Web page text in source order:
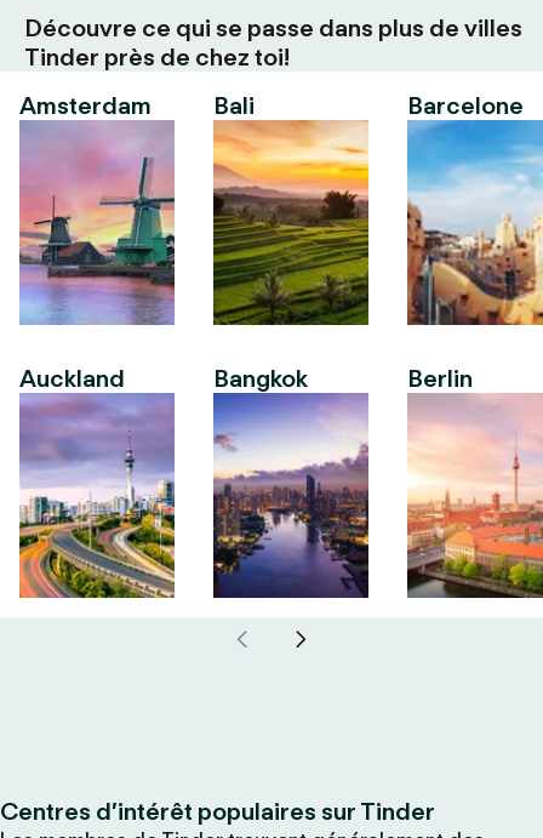
Découvre ce qui se passe dans plus de villes
Tinder près de chez toi!
Amsterdam
Auckland
Bali
Bangkok
Barcelone
Berlin
Centres d’intérêt populaires sur Tinder